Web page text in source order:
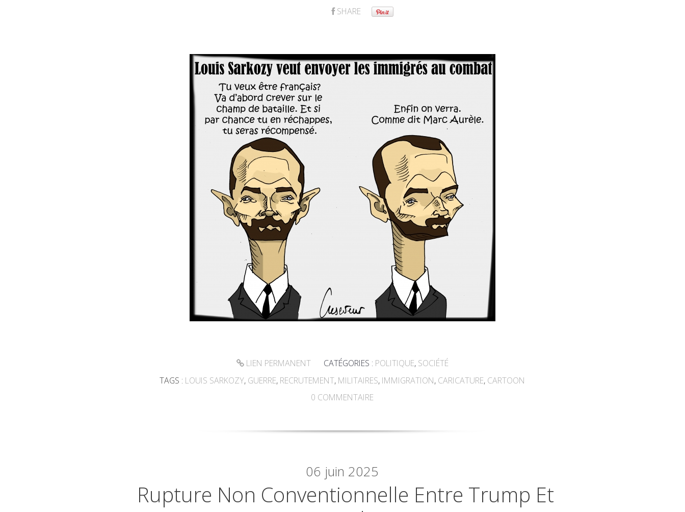
SHARE
LIEN PERMANENT CATÉGORIES : POLITIQUE, SOCIÉTÉ
TAGS : LOUIS SARKOZY, GUERRE, RECRUTEMENT, MILITAIRES, IMMIGRATION, CARICATURE, CARTOON
0 COMMENTAIRE
06 juin 2025
Rupture Non Conventionnelle Entre Trump Et